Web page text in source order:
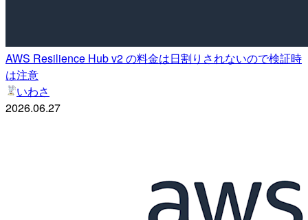
AWS Resilience Hub v2 の料金は日割りされないので検証時
は注意
いわさ
2026.06.27